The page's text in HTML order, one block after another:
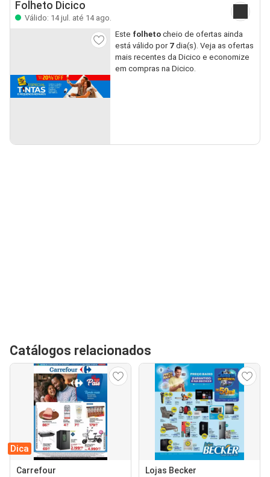
Folheto Dicico
Válido: 14 jul. até 14 ago.
Este folhetocheio de ofertas ainda
está válido por 7dia(s). Veja as ofertas
mais recentes da Dicico e economize
em compras na Dicico.
Catálogos relacionados
Dica
Carrefour Lojas Becker